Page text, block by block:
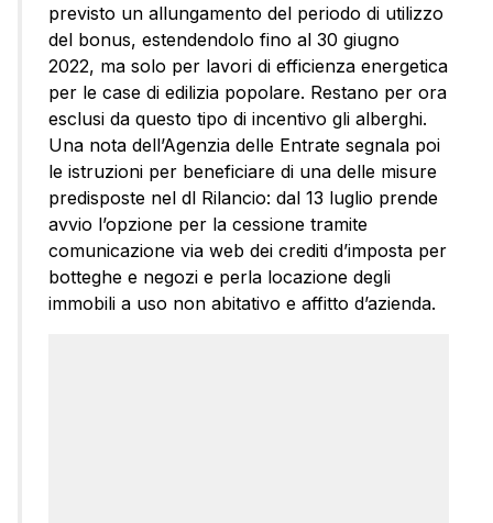
previsto un allungamento del periodo di utilizzo
del bonus, estendendolo fino al 30 giugno
2022, ma solo per lavori di efficienza energetica
per le case di edilizia popolare. Restano per ora
esclusi da questo tipo di incentivo gli alberghi.
Una nota dell’Agenzia delle Entrate segnala poi
le istruzioni per beneficiare di una delle misure
predisposte nel dl Rilancio: dal 13 luglio prende
avvio l’opzione per la cessione tramite
comunicazione via web dei crediti d’imposta per
botteghe e negozi e perla locazione degli
immobili a uso non abitativo e affitto d’azienda.